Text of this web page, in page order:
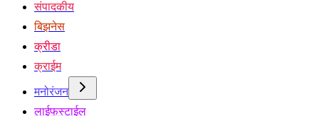
संपादकीय
बिझनेस
क्रीडा
क्राईम
मनोरंजन
लाईफस्टाईल